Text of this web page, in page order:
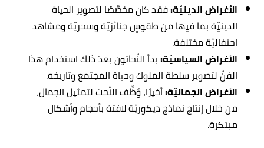
الأغراض الدينيّة:فقد كان مخصَّصًا لتصوير الحياة
الدينيّة بما فيها من طقوسٍ جنائزيّة وسحريّة ومشاهد
احتفاليّة مختلفة.
الأغراض السياسيّة:بدأ النّحاتون بعدَ ذلك استخدام هذا
الفنّ لتصوير سلطة الملوك وحياة المجتمع وتاريخه.
الأغراض الجماليّة:أخيرًا، وُظِّف النّحت لتمثيل الجمال،
من خلال إنتاج نماذج ديكوريّة لافتة بأحجام وأشكال
مبتكرة.